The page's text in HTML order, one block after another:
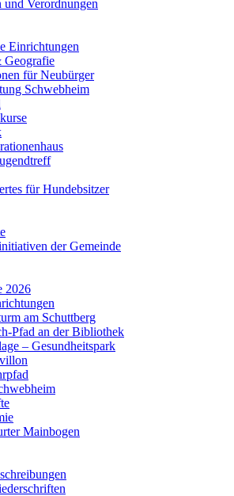
und Verordnungen
Einrichtungen
Geografie
für Neubürger
Schwebheim
für Hundebsitzer
der Gemeinde
2026
am Schuttberg
Pfad an der Bibliothek
– Gesundheitspark
Mainbogen